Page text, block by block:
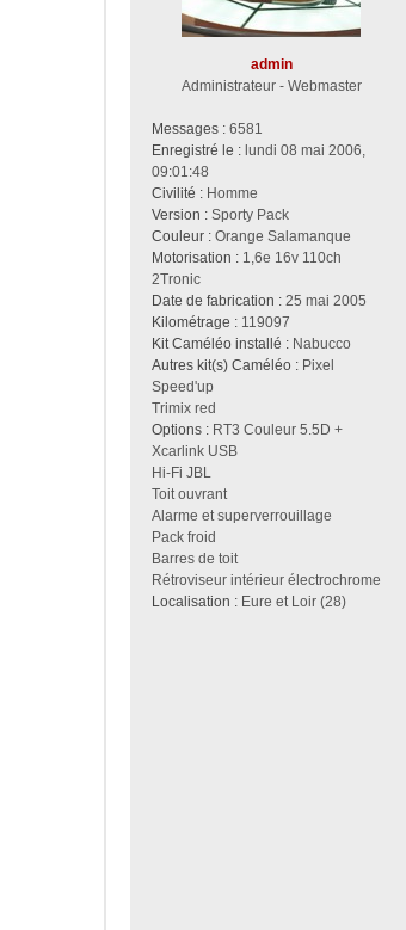
admin
Administrateur - Webmaster
Messages : 6581
Enregistré le : lundi 08 mai 2006,
09:01:48
Civilité : Homme
Version : Sporty Pack
Couleur : Orange Salamanque
Motorisation : 1,6e 16v 110ch
2Tronic
Date de fabrication : 25 mai 2005
Kilométrage : 119097
Kit Caméléo installé : Nabucco
Autres kit(s) Caméléo : Pixel
Speed'up
Trimix red
Options : RT3 Couleur 5.5D +
Xcarlink USB
Hi-Fi JBL
Toit ouvrant
Alarme et superverrouillage
Pack froid
Barres de toit
Rétroviseur intérieur électrochrome
Localisation : Eure et Loir (28)